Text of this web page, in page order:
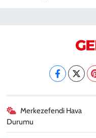
Merkezefendi Hava
Durumu